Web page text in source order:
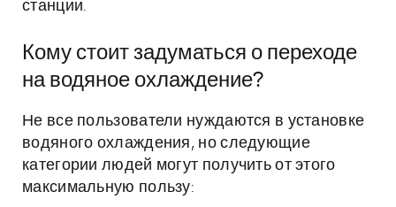
станции.
Кому стоит задуматься о переходе
на водяное охлаждение?
Не все пользователи нуждаются в установке
водяного охлаждения, но следующие
категории людей могут получить от этого
максимальную пользу: